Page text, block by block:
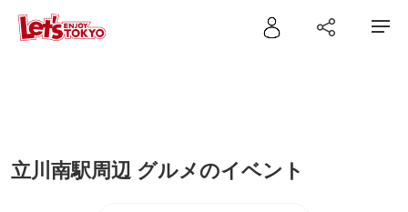
立川南駅周辺 グルメのイベント